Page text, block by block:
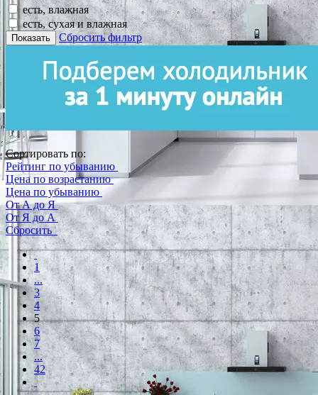
есть, влажная
есть, сухая и влажная
Показать Сбросить фильтр
Сортировать по:
Рейтинг по убыванию
Цена по возрастанию
Цена по убыванию
От А до Я
От Я до А
Сбросить
1
...
3
4
5
6
7
...
42